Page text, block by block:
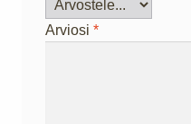
Arviosi *